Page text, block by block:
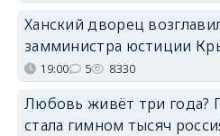
Ханский дворец
замминистра юстиции
19:00 5 8330
Любовь живёт три года?
стала гимном тысяч